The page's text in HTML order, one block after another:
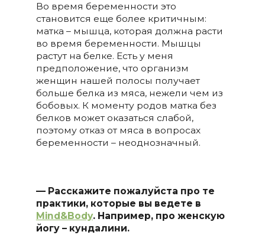
Во время беременности это
становится еще более критичным:
матка – мышца, которая должна расти
во время беременности. Мышцы
растут на белке. Есть у меня
предположение, что организм
женщин нашей полосы получает
больше белка из мяса, нежели чем из
бобовых. К моменту родов матка без
белков может оказаться слабой,
поэтому отказ от мяса в вопросах
беременности – неоднозначный.
— Расскажите пожалуйста про те
практики, которые вы ведете в
Mind&Body. Например, про женскую
йогу – кундалини.